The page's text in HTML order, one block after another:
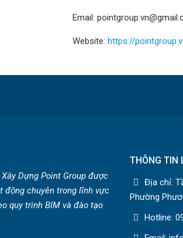
Email:
Website: https://
Dựng Point Group được
động chuyên trong lĩnh vực
quy trình BIM và đào tạo
THÔNG TIN
Địa chỉ:
Phường
Hotline: